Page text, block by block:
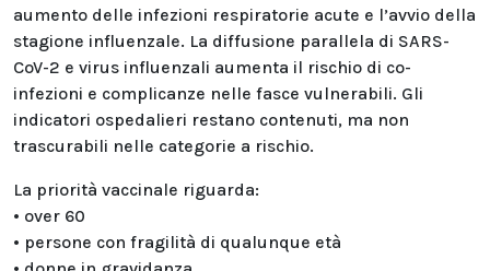
aumento delle infezioni respiratorie acute e l’avvio della
stagione influenzale. La diffusione parallela di SARS-
CoV-2 e virus influenzali aumenta il rischio di co-
infezioni e complicanze nelle fasce vulnerabili. Gli
indicatori ospedalieri restano contenuti, ma non
trascurabili nelle categorie a rischio.
La priorità vaccinale riguarda:
• over 60
• persone con fragilità di qualunque età